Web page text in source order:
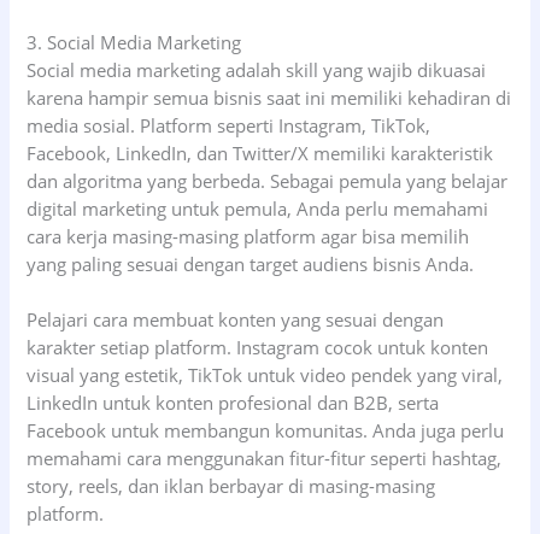
3. Social Media Marketing
Social media marketing adalah skill yang wajib dikuasai
karena hampir semua bisnis saat ini memiliki kehadiran di
media sosial. Platform seperti Instagram, TikTok,
Facebook, LinkedIn, dan Twitter/X memiliki karakteristik
dan algoritma yang berbeda. Sebagai pemula yang belajar
digital marketing untuk pemula, Anda perlu memahami
cara kerja masing-masing platform agar bisa memilih
yang paling sesuai dengan target audiens bisnis Anda.
Pelajari cara membuat konten yang sesuai dengan
karakter setiap platform. Instagram cocok untuk konten
visual yang estetik, TikTok untuk video pendek yang viral,
LinkedIn untuk konten profesional dan B2B, serta
Facebook untuk membangun komunitas. Anda juga perlu
memahami cara menggunakan fitur-fitur seperti hashtag,
story, reels, dan iklan berbayar di masing-masing
platform.